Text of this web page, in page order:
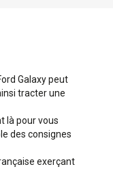
Galaxy peut
tracter une
là pour vous
des consignes
exerçant